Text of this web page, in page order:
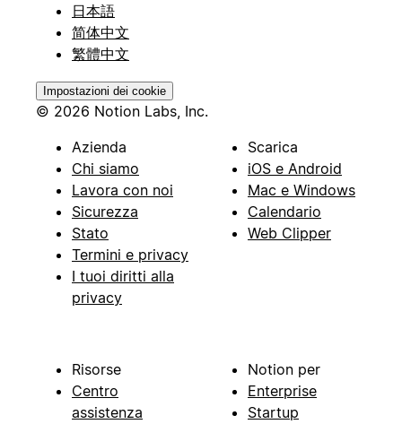
日本語
简体中文
繁體中文
Impostazioni dei cookie
© 2026 Notion Labs, Inc.
Azienda
Chi siamo
Lavora con noi
Sicurezza
Stato
Termini e privacy
I tuoi diritti alla
privacy
Scarica
iOS e Android
Mac e Windows
Calendario
Web Clipper
Risorse
Centro
assistenza
Notion per
Enterprise
Startup